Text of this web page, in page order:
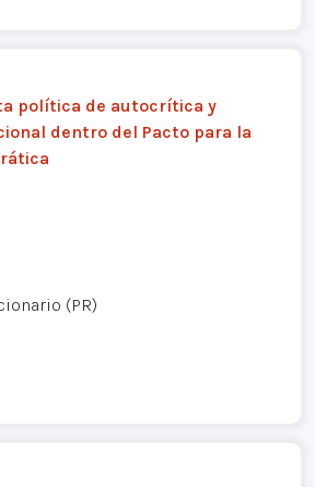
política de autocrítica y
dentro del Pacto para la
(PR)